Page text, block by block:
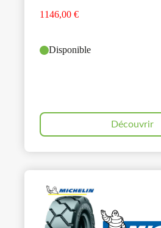
1146,00 €
Disponible
Découvrir